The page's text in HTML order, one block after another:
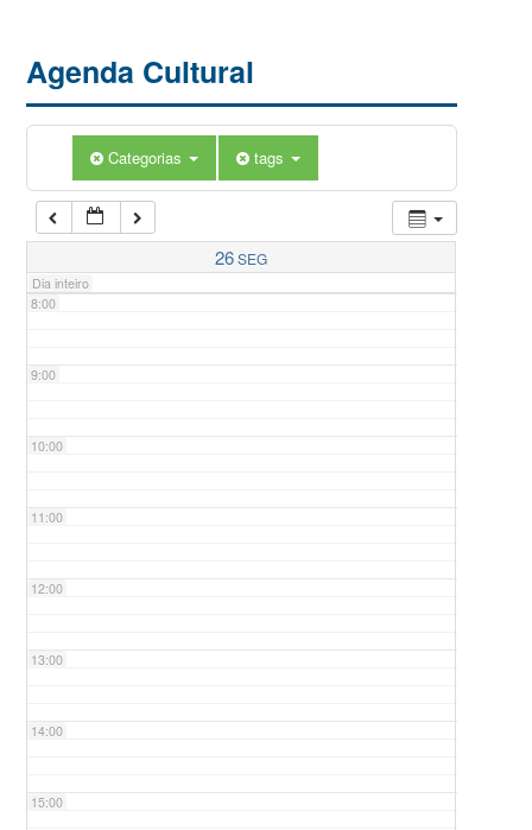
Agenda Cultural
Categorias tags
26SEG
Dia inteiro
5:00
7:00
8:00
9:00
10:00
11:00
12:00
13:00
14:00
15:00